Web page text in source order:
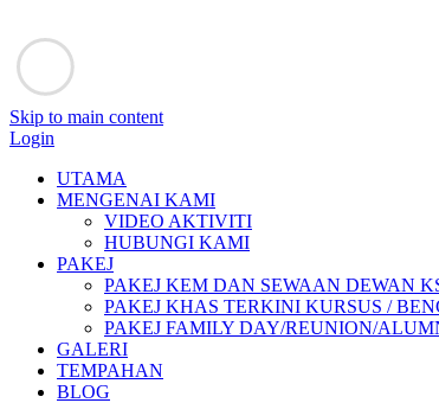
Skip to main content
Login
UTAMA
MENGENAI KAMI
VIDEO AKTIVITI
HUBUNGI KAMI
PAKEJ
PAKEJ KEM DAN SEWAAN DEWAN
PAKEJ KHAS TERKINI KURSUS /
PAKEJ FAMILY DAY/REUNION/
GALERI
TEMPAHAN
BLOG